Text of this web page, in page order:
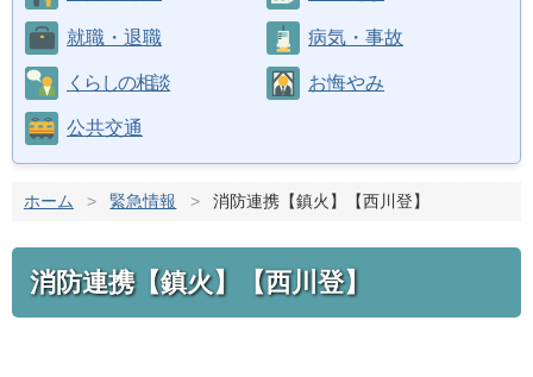
就職・退職 病気・事故
くらしの相談 お悔やみ
公共交通
ホーム > 緊急情報 > 消防連携【鎮火】【西川登】
消防連携【鎮火】【西川登】